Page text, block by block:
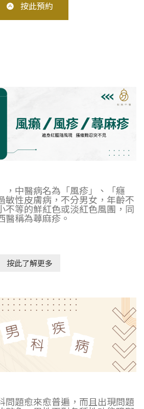
按此預約
，中醫病名為「風疹」、「癮
敏性皮膚病，不分男女，年齡不
不等的鮮紅色或淡紅色風團，同
醫稱為蕁麻疹。
按此了解更多
問題愈來愈普遍，而且出現問題